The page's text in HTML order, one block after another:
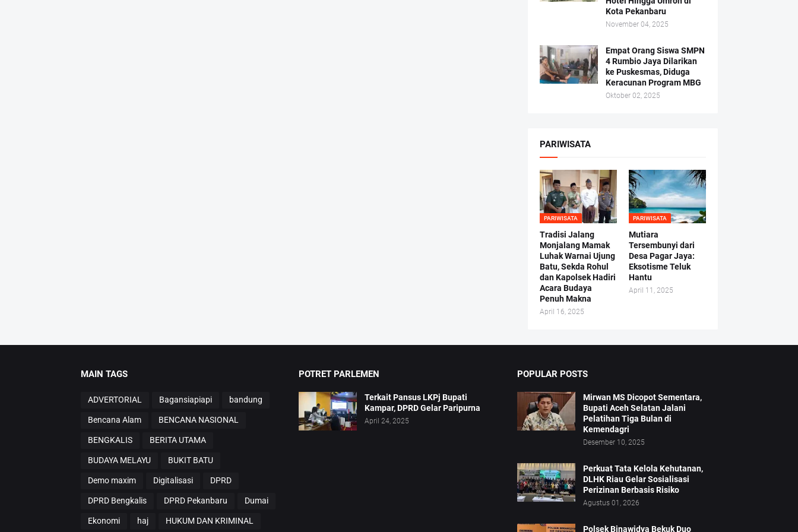
Kota Pekanbaru
November 04, 2025
Empat Orang Siswa SMPN
4 Rumbio Jaya Dilarikan
ke Puskesmas, Diduga
Keracunan Program MBG
Oktober 02, 2025
PARIWISATA
PARIWISATA
Tradisi Jalang
Monjalang Mamak
Luhak Warnai Ujung
Batu, Sekda Rohul
dan Kapolsek Hadiri
Acara Budaya
Penuh Makna
April 16, 2025
PARIWISATA
Mutiara
Tersembunyi dari
Desa Pagar Jaya:
Eksotisme Teluk
Hantu
April 11, 2025
MAIN TAGS
ADVERTORIAL Bagansiapiapi bandung
Bencana Alam BENCANA NASIONAL
BENGKALIS BERITA UTAMA
BUDAYA MELAYU BUKIT BATU
Demo maxim Digitalisasi DPRD
DPRD Bengkalis DPRD Pekanbaru Dumai
Ekonomi haj HUKUM DAN KRIMINAL
POTRET PARLEMEN
Terkait Pansus LKPj Bupati
Kampar, DPRD Gelar Paripurna
April 24, 2025
POPULAR POSTS
Mirwan MS Dicopot Sementara,
Bupati Aceh Selatan Jalani
Pelatihan Tiga Bulan di
Kemendagri
Desember 10, 2025
Perkuat Tata Kelola Kehutanan,
DLHK Riau Gelar Sosialisasi
Perizinan Berbasis Risiko
Agustus 01, 2026
Polsek Binawidya Bekuk Duo